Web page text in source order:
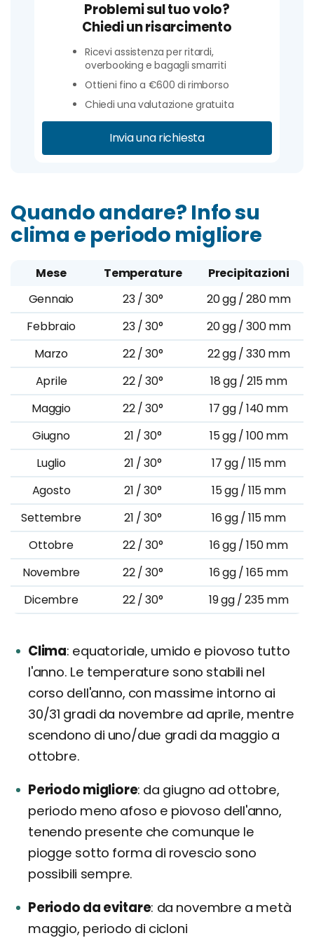
Problemi sul tuo volo?
Chiedi un risarcimento
Ricevi assistenza per ritardi,
overbooking e bagagli smarriti
Ottieni fino a €600 di rimborso
Chiedi una valutazione gratuita
Invia una richiesta
Quando andare? Info su
clima e periodo migliore
Mese Temperature
Precipitazioni
Gennaio
23 / 30°
20 gg / 280 mm
Febbraio
23 / 30°
20 gg / 300 mm
Marzo
22 / 30°
22 gg / 330 mm
Aprile
22 / 30°
18 gg / 215 mm
Maggio
22 / 30°
17 gg / 140 mm
Giugno
21 / 30°
15 gg / 100 mm
Luglio
21 / 30°
17 gg / 115 mm
Agosto
21 / 30°
15 gg / 115 mm
Settembre
21 / 30°
16 gg / 115 mm
Ottobre
22 / 30°
16 gg / 150 mm
Novembre
22 / 30°
16 gg / 165 mm
Dicembre
22 / 30° 19 gg / 235 mm
Clima equatoriale, umido e piovoso tutto
l'anno. Le temperature sono stabili nel
corso dell'anno, con massime intorno ai
30/31 gradi da novembre ad aprile, mentre
scendono di uno/due gradi da maggio a
ottobre.
Periodo migliore da giugno ad ottobre,
periodo meno afoso e piovoso dell'anno,
tenendo presente che comunque le
piogge sotto forma di rovescio sono
possibili sempre.
Periodo da evitare da novembre a metà
maggio, periodo di cicloni